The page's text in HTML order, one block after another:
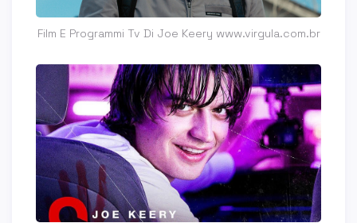
Film E Programmi Tv Di Joe Keery www.virgula.com.br